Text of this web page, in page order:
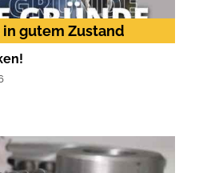
gutem Zustand